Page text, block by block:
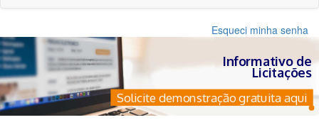
Esqueci minha senha
Informativo de
Licitações
Solicite demonstração gratuita aqui